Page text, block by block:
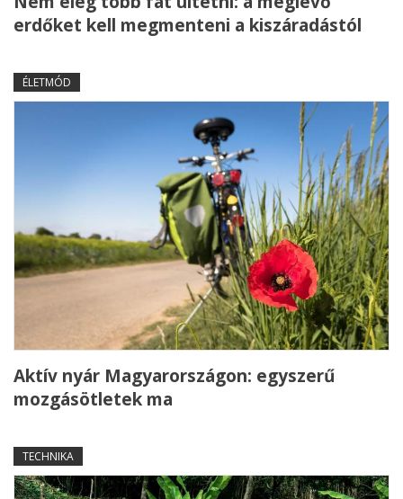
erdőket kell megmenteni a kiszáradástól
ÉLETMÓD
Aktív nyár Magyarországon: egyszerű
mozgásötletek ma
TECHNIKA